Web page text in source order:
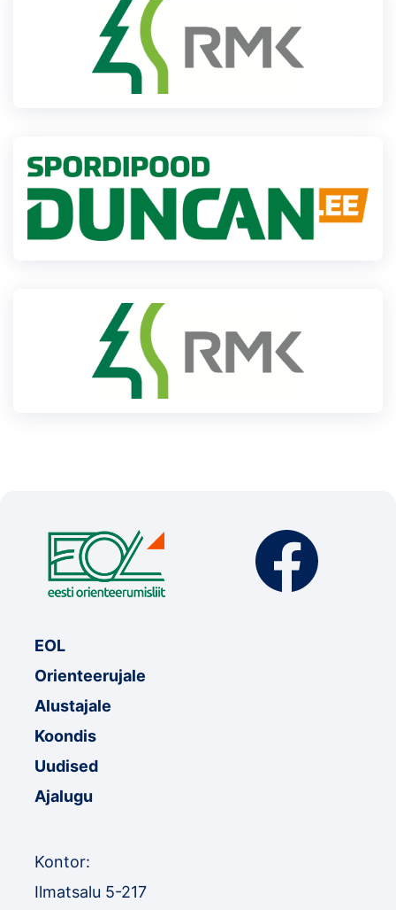
EOL
Orienteerujale
Alustajale
Koondis
Uudised
Ajalugu
Kontor:
Ilmatsalu 5-217